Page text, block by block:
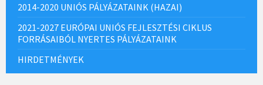
2014-2020 UNIÓS PÁLYÁZATAINK (HAZAI)
2021-2027 EURÓPAI UNIÓS FEJLESZTÉSI CIKLUS
FORRÁSAIBÓL NYERTES PÁLYÁZATAINK
HIRDETMÉNYEK